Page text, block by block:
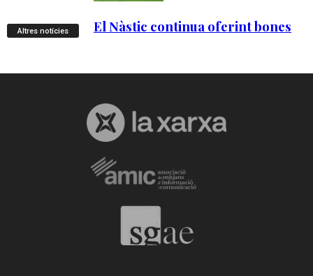
Altres notícies